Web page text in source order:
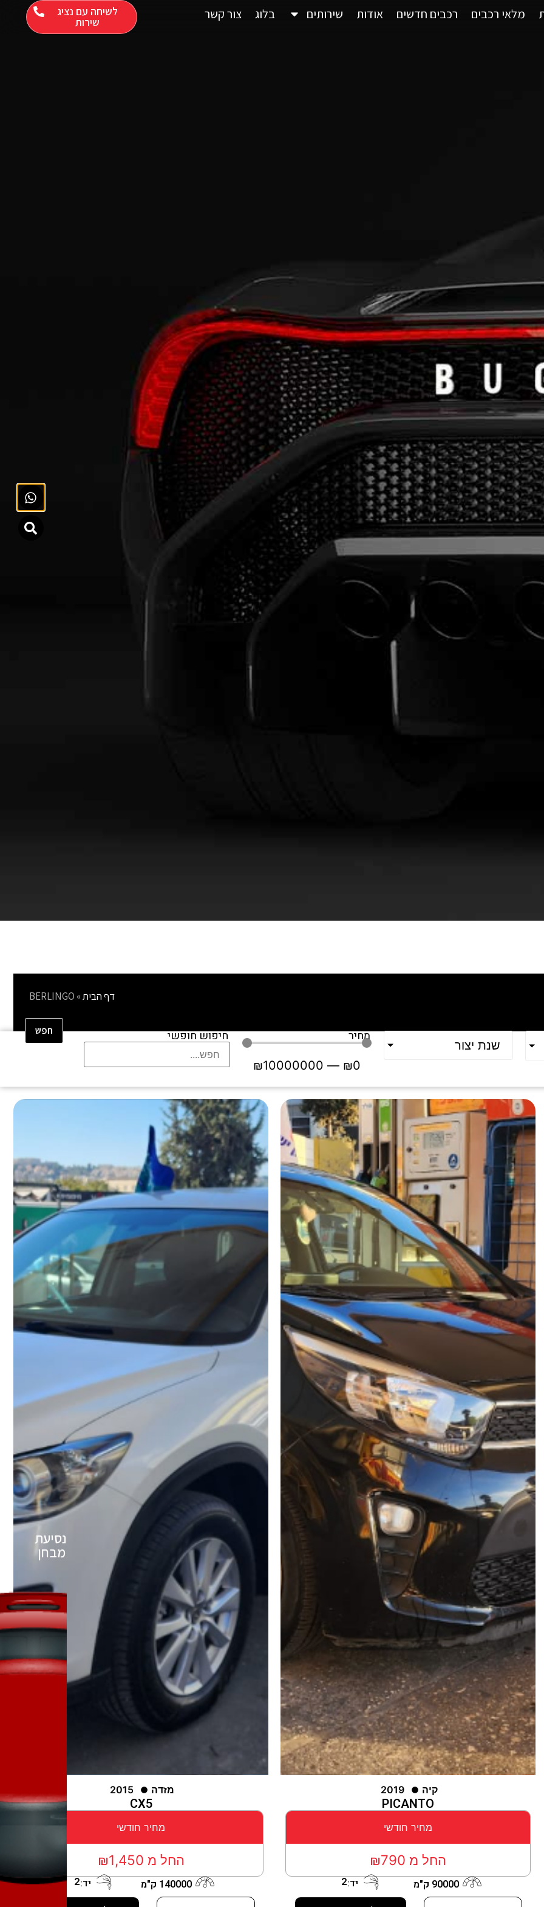
לשיחה עם נציג
שירות
מלאי רכבים רכבים חדשים אודות שירותים בלוג צור קשר
דף הבית»
BERLINGO
שנת יצור
מחיר
₪0
—
₪10000000
חיפוש חופשי חפש
קיה 2019
PICANTO
מחיר חודשי
החל מ ₪790
90000 ק"מ יד:2
מזדה 2015
CX5
מחיר חודשי
החל מ ₪1,450
140000 ק"מ יד:2
נסיעת
מבחן